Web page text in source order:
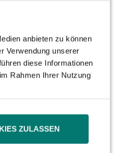
anbieten zu können
Verwendung unserer
diese Informationen
Rahmen Ihrer Nutzung
ZULASSEN